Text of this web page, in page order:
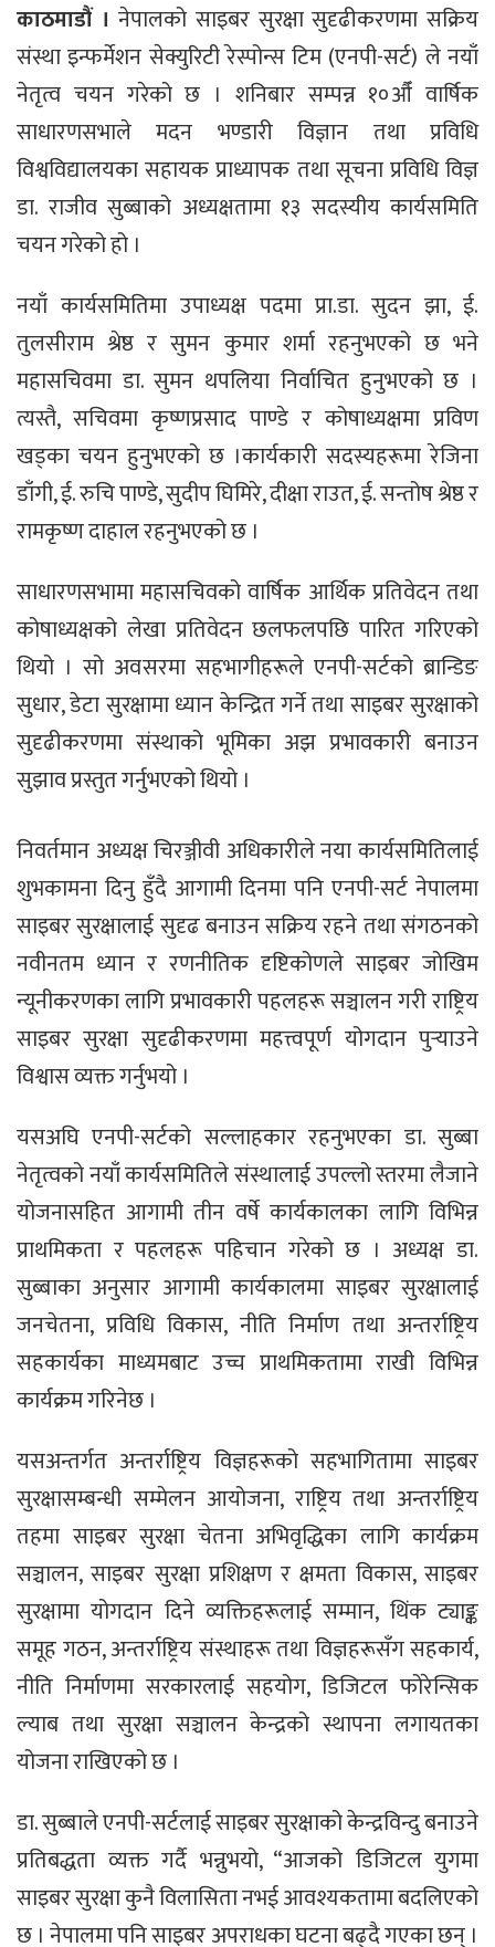
काठमाडौं । नेपालको साइबर सुरक्षा सुदृढीकरणमा सक्रिय
संस्था इन्फर्मेशन सेक्युरिटी रेस्पोन्स टिम (एनपी-सर्ट) ले नयाँ
नेतृत्व चयन गरेको छ । शनिबार सम्पन्न १०औँ वार्षिक
साधारणसभाले मदन भण्डारी विज्ञान तथा प्रविधि
विश्वविद्यालयका सहायक प्राध्यापक तथा सूचना प्रविधि विज्ञ
डा. राजीव सुब्बाको अध्यक्षतामा १३ सदस्यीय कार्यसमिति
चयन गरेको हो ।
नयाँ कार्यसमितिमा उपाध्यक्ष पदमा प्रा.डा. सुदन झा, ई.
तुलसीराम श्रेष्ठ र सुमन कुमार शर्मा रहनुभएको छ भने
महासचिवमा डा. सुमन थपलिया निर्वाचित हुनुभएको छ ।
त्यस्तै, सचिवमा कृष्णप्रसाद पाण्डे र कोषाध्यक्षमा प्रविण
खड्का चयन हुनुभएको छ ।कार्यकारी सदस्यहरूमा रेजिना
डाँगी, ई. रुचि पाण्डे, सुदीप घिमिरे, दीक्षा राउत, ई. सन्तोष श्रेष्ठ र
रामकृष्ण दाहाल रहनुभएको छ ।
साधारणसभामा महासचिवको वार्षिक आर्थिक प्रतिवेदन तथा
कोषाध्यक्षको लेखा प्रतिवेदन छलफलपछि पारित गरिएको
थियो । सो अवसरमा सहभागीहरूले एनपी-सर्टको ब्रान्डिङ
सुधार, डेटा सुरक्षामा ध्यान केन्द्रित गर्ने तथा साइबर सुरक्षाको
सुदृढीकरणमा संस्थाको भूमिका अझ प्रभावकारी बनाउन
सुझाव प्रस्तुत गर्नुभएको थियो ।
निवर्तमान अध्यक्ष चिरञ्जीवी अधिकारीले नया कार्यसमितिलाई
शुभकामना दिनु हुँदै आगामी दिनमा पनि एनपी-सर्ट नेपालमा
साइबर सुरक्षालाई सुदृढ बनाउन सक्रिय रहने तथा संगठनको
नवीनतम ध्यान र रणनीतिक दृष्टिकोणले साइबर जोखिम
न्यूनीकरणका लागि प्रभावकारी पहलहरू सञ्चालन गरी राष्ट्रिय
साइबर सुरक्षा सुदृढीकरणमा महत्त्वपूर्ण योगदान पुर्‍याउने
विश्वास व्यक्त गर्नुभयो ।
यसअघि एनपी-सर्टको सल्लाहकार रहनुभएका डा. सुब्बा
नेतृत्वको नयाँ कार्यसमितिले संस्थालाई उपल्लो स्तरमा लैजाने
योजनासहित आगामी तीन वर्षे कार्यकालका लागि विभिन्न
प्राथमिकता र पहलहरू पहिचान गरेको छ । अध्यक्ष डा.
सुब्बाका अनुसार आगामी कार्यकालमा साइबर सुरक्षालाई
जनचेतना, प्रविधि विकास, नीति निर्माण तथा अन्तर्राष्ट्रिय
सहकार्यका माध्यमबाट उच्च प्राथमिकतामा राखी विभिन्न
कार्यक्रम गरिनेछ ।
यसअन्तर्गत अन्तर्राष्ट्रिय विज्ञहरूको सहभागितामा साइबर
सुरक्षासम्बन्धी सम्मेलन आयोजना, राष्ट्रिय तथा अन्तर्राष्ट्रिय
तहमा साइबर सुरक्षा चेतना अभिवृद्धिका लागि कार्यक्रम
सञ्चालन, साइबर सुरक्षा प्रशिक्षण र क्षमता विकास, साइबर
सुरक्षामा योगदान दिने व्यक्तिहरूलाई सम्मान, थिंक ट्याङ्क
समूह गठन, अन्तर्राष्ट्रिय संस्थाहरू तथा विज्ञहरूसँग सहकार्य,
नीति निर्माणमा सरकारलाई सहयोग, डिजिटल फोरेन्सिक
ल्याब तथा सुरक्षा सञ्चालन केन्द्रको स्थापना लगायतका
योजना राखिएको छ ।
डा. सुब्बाले एनपी-सर्टलाई साइबर सुरक्षाको केन्द्रविन्दु बनाउने
प्रतिबद्धता व्यक्त गर्दै भन्नुभयो, “आजको डिजिटल युगमा
साइबर सुरक्षा कुनै विलासिता नभई आवश्यकतामा बदलिएको
छ । नेपालमा पनि साइबर अपराधका घटना बढ्दै गएका छन् ।